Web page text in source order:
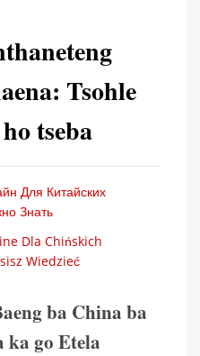
Tsohle
tseba
Для Китайских
Знать
Dla Chińskich
Wiedzieć
ba China ba
ka go Etela